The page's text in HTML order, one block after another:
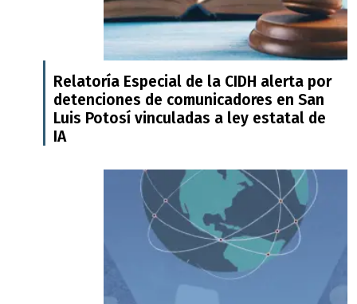
Relatoría Especial de la CIDH alerta por
detenciones de comunicadores en San
Luis Potosí vinculadas a ley estatal de
IA